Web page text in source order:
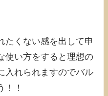
たくない感を出して申
使い方をすると理想の
入れられますのでバル
！！